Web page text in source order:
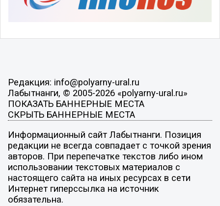
Редакция: info@polyarny-ural.ru
Лабытнанги, © 2005-2026 «polyarny-ural.ru»
ПОКАЗАТЬ БАННЕРНЫЕ МЕСТА
СКРЫТЬ БАННЕРНЫЕ МЕСТА
Информационный сайт Лабытнанги. Позиция
редакции не всегда совпадает с точкой зрения
авторов. При перепечатке текстов либо ином
использовании текстовых материалов с
настоящего сайта на иных ресурсах в сети
Интернет гиперссылка на источник
обязательна.